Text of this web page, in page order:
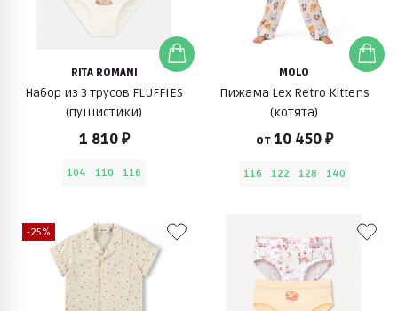
RITA ROMANI
Набор из 3 трусов FLUFFIES
(пушистики)
1 810 ₽
104 110 116
MOLO
Пижама Lex Retro Kittens
(котята)
от10 450 ₽
116 122 128 140
-25%